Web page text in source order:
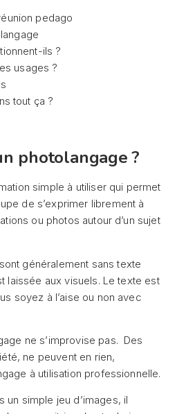
ils ?
usages ?
tout ça ?
photolangage ?
simple à utiliser qui permet
de s’exprimer librement à
ou photos autour d’un sujet
généralement sans texte
laissée aux visuels. Le texte est
soyez à l’aise ou non avec
ne s’improvise pas. Des
ne peuvent en rien,
à utilisation professionnelle.
un simple jeu d’images, il